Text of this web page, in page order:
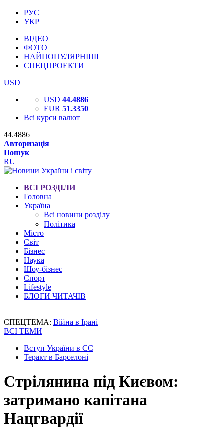
РУС
УКР
ВІДЕО
ФОТО
НАЙПОПУЛЯРНІШІ
СПЕЦПРОЕКТИ
USD
USD 44.4886
EUR 51.3350
Всі курси валют
44.4886
Авторизація
Пошук
RU
ВСІ РОЗДІЛИ
Головна
Україна
Всі новини розділу
Політика
Місто
Світ
Бізнес
Наука
Шоу-бізнес
Спорт
Lifestyle
БЛОГИ ЧИТАЧІВ
СПЕЦТЕМА: Війна в Ірані
ВСІ ТЕМИ
Вступ України в ЄС
Теракт в Барселоні
Стрілянина під Києвом:
затримано капітана
Нацгвардії